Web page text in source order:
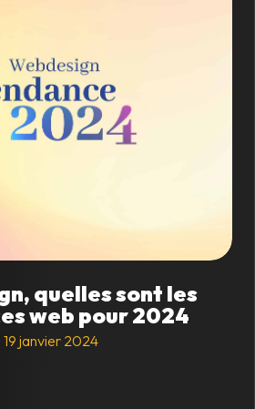
quelles sont les
web pour 2024
19 janvier 2024